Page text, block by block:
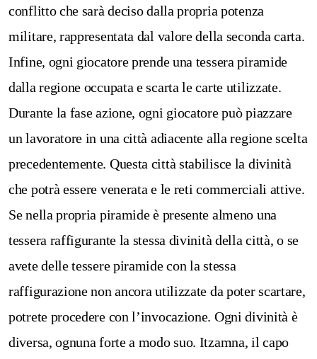
conflitto che sarà deciso dalla propria potenza
militare, rappresentata dal valore della seconda carta.
Infine, ogni giocatore prende una tessera piramide
dalla regione occupata e scarta le carte utilizzate.
Durante la fase azione, ogni giocatore può piazzare
un lavoratore in una città adiacente alla regione scelta
precedentemente. Questa città stabilisce la divinità
che potrà essere venerata e le reti commerciali attive.
Se nella propria piramide è presente almeno una
tessera raffigurante la stessa divinità della città, o se
avete delle tessere piramide con la stessa
raffigurazione non ancora utilizzate da poter scartare,
potrete procedere con l’invocazione. Ogni divinità è
diversa, ognuna forte a modo suo. Itzamna, il capo